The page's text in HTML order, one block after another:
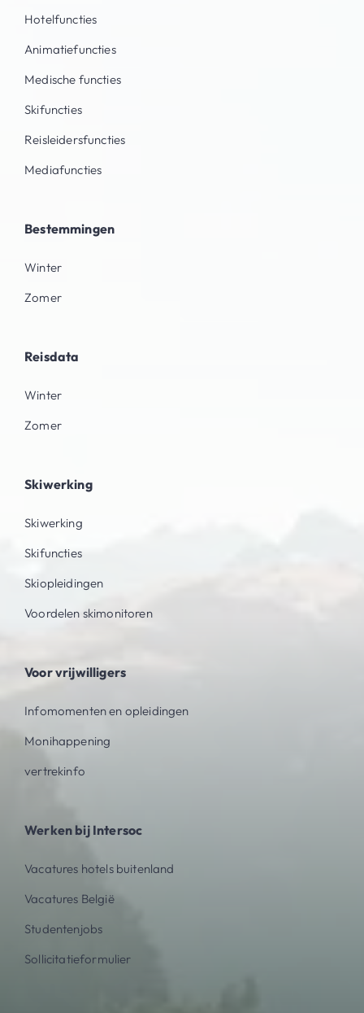
Hotelfuncties
Animatiefuncties
Medische functies
Skifuncties
Reisleidersfuncties
Mediafuncties
Bestemmingen
Winter
Zomer
Reisdata
Winter
Zomer
Skiwerking
Skiwerking
Skifuncties
Skiopleidingen
Voordelen skimonitoren
Voor vrijwilligers
Infomomenten en opleidingen
Monihappening
vertrekinfo
Werken bij Intersoc
Vacatures hotels buitenland
Vacatures België
Studentenjobs
Sollicitatieformulier